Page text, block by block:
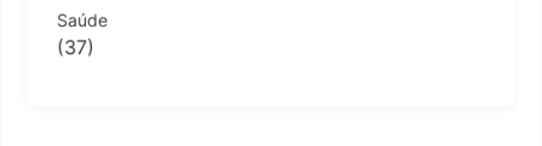
Saúde
(37)